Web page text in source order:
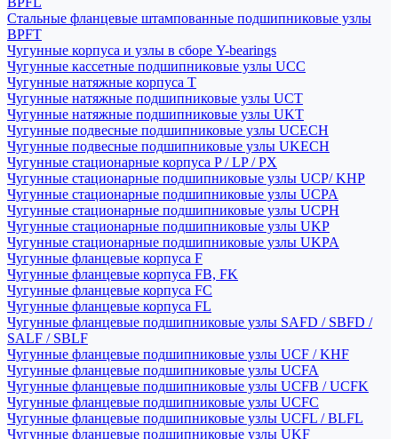
Стальные фланцевые штампованные подшипниковые узлы
BPFT
Чугунные корпуса и узлы в сборе Y-bearings
Чугунные кассетные подшипниковые узлы UCC
Чугунные натяжные корпуса T
Чугунные натяжные подшипниковые узлы UCT
Чугунные натяжные подшипниковые узлы UKT
Чугунные подвесные подшипниковые узлы UCECH
Чугунные подвесные подшипниковые узлы UKECH
Чугунные стационарные корпуса P / LP / PX
Чугунные стационарные подшипниковые узлы UCP/ KHP
Чугунные стационарные подшипниковые узлы UCPA
Чугунные стационарные подшипниковые узлы UCPH
Чугунные стационарные подшипниковые узлы UKP
Чугунные стационарные подшипниковые узлы UKPA
Чугунные фланцевые корпуса F
Чугунные фланцевые корпуса FB, FK
Чугунные фланцевые корпуса FC
Чугунные фланцевые корпуса FL
Чугунные фланцевые подшипниковые узлы SAFD / SBFD /
SALF / SBLF
Чугунные фланцевые подшипниковые узлы UCF / KHF
Чугунные фланцевые подшипниковые узлы UCFA
Чугунные фланцевые подшипниковые узлы UCFB / UCFK
Чугунные фланцевые подшипниковые узлы UCFC
Чугунные фланцевые подшипниковые узлы UCFL / BLFL
Чугунные фланцевые подшипниковые узлы UKF